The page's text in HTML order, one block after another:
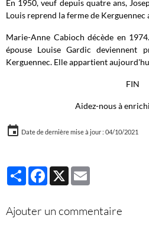
En 1950, veuf depuis quatre ans,
Louis reprend la ferme de Kerguennec
Marie-Anne Cabioch décède en
épouse Louise Gardic deviennent
Kerguennec. Elle appartient
FIN
Aidez-nous à
Date de dernière mise à jour : 04/10/2021
PartagerFacebook
X
Ajouter un commentaire